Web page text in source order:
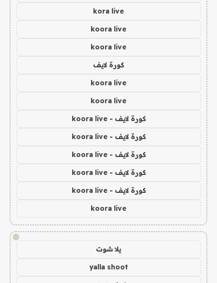
kora live
koora live
koora live
كورة لايف
koora live
koora live
كورة لايف - koora live
كورة لايف - koora live
كورة لايف - koora live
كورة لايف - koora live
كورة لايف - koora live
koora live
!
يلا شوت
yalla shoot